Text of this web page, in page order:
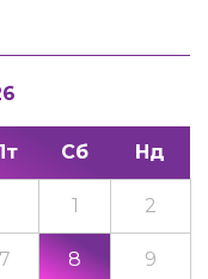
Сб Нд
1 2
7 8 9